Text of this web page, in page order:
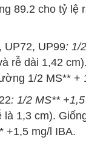
89.2 cho tỷ lệ
UP72, UP99: 1/
rễ dài 1,42
1/2 MS** +
: 1/2 MS**
1,3 cm).
+1,5 mg/l IBA.